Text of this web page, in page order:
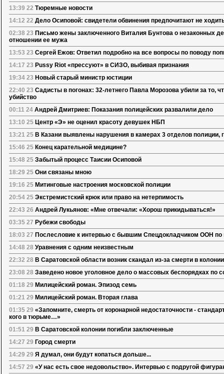
13:39 22 Тюремные новости
14:12 22 Дело Осиповой: свидетели обвинения предпочитают не
02:38 23 Письмо жены заключенного Виталия Бунтова о незаконных
отношении ее мужа
13:53 23 Сергей Ежов: Ответил подробно на все вопросы по поводу
14:17 23 Pussy Riot «прессуют» в СИЗО, выбивая признания
19:34 23 Новый старый министр юстиции
22:40 23 Садисты в погонах: 32-летнего Павла Морозова убили за то,
убийство
00:11 24 Андрей Дмитриев: Показания полицейских развалили дело
13:10 25 Центр «Э» не оценил красоту девушек НБП
13:21 25 В Казани выявлены нарушения в камерах 3 отделов полиции,
15:46 25 Конец карательной медицине?
15:48 25 Забытый процесс Таисии Осиповой
18:29 25 Они связаны мною
19:16 25 Митинговые настроения московской полиции
20:54 25 Экстремистский крюк или право на нетерпимость
22:43 26 Андрей Лукьянов: «Мне отвечали: «Хорош прикидываться!»
03:35 27 Рубежи свободы
18:03 27 Послесловие к интервью с бывшим Спецдокладчиком ООН по
14:48 28 Уравнения с одним неизвестным
22:32 28 В Саратовской области возник скандал из-за смерти в
23:08 28 Заведено новое уголовное дело о массовых беспорядках по
01:18 29 Милицейский роман. Эпизод семь
01:21 29 Милицейский роман. Вторая глава
01:35 29 «Запомните, смерть от коронарной недостаточности -
кого в тюрьме…»
01:51 29 В Саратовской колонии погибли заключенные
14:27 29 Город смерти
14:29 29 Я думал, они будут копаться дольше...
14:57 29 «У нас есть свое недовольство». Интервью с подругой